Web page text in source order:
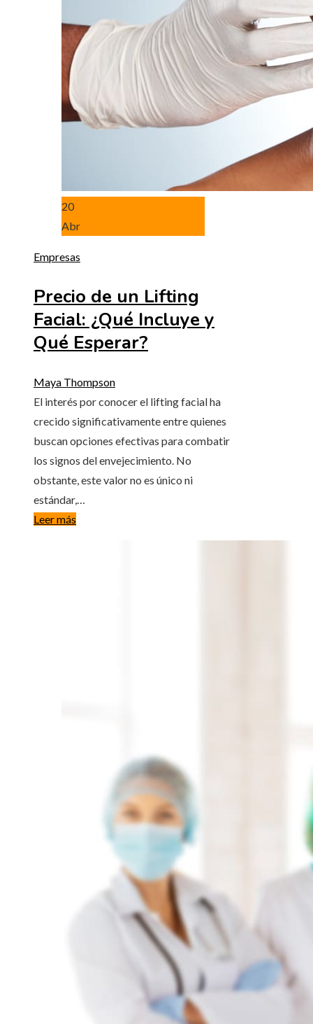
20
Abr
Empresas
Precio de un Lifting
Facial: ¿Qué Incluye y
Qué Esperar?
Maya Thompson
El interés por conocer el lifting facial ha
crecido significativamente entre quienes
buscan opciones efectivas para combatir
los signos del envejecimiento. No
obstante, este valor no es único ni
estándar,…
Leer más